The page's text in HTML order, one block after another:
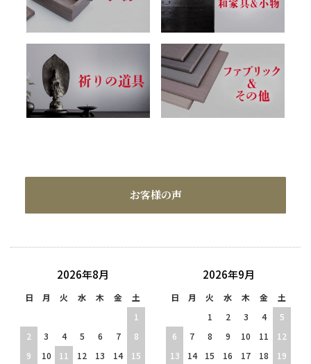
お客様の声
2026年8月
日 月 火 水 木 金
土
1
2
3 4 5 6 7
8
9
10 11 12 13 14
15
2026年9月
日 月 火 水 木 金
土
1
2 3 4
5
6
7 8 9 10 11
12
13
14 15 16 17 18
19